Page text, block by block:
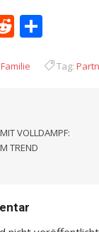
Reddit
Tag:
VOLLDAMPF: D
TREND